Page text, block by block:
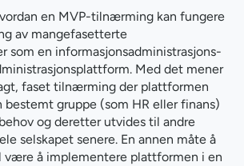
en MVP-tilnærming kan fungere
av mangefasetterte
som en informasjonsadministrasjons-
Med det mener
faset tilnærming der plattformen
bestemt gruppe (som HR eller finans)
og deretter utvides til andre
selskapet senere. En annen måte å
være å implementere plattformen i en